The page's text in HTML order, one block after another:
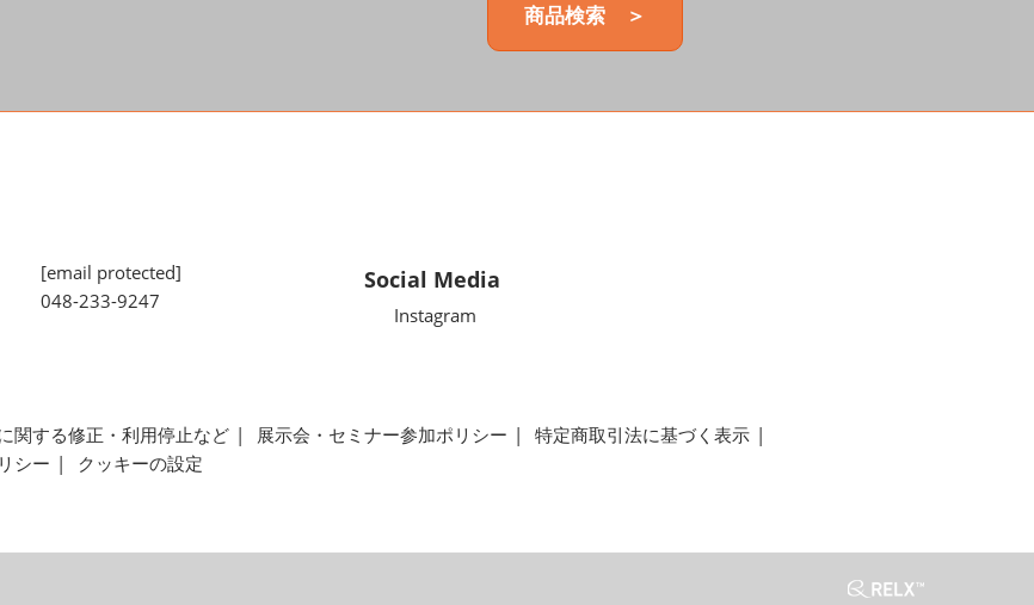
商品検索 ＞
[email protected]
048-233-9247
Social Media
Instagram
関する修正・利用停止など 展示会・セミナー参加ポリシー
特定商取引法に基づく表示
シー クッキーの設定